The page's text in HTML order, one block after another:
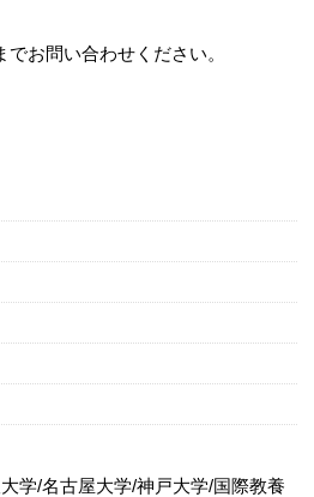
お問い合わせください。
学/名古屋大学/神戸大学/国際教養